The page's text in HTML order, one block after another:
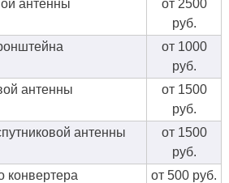
антенны
от 2500
руб.
от 1000
руб.
антенны
от 1500
руб.
антенны
от 1500
руб.
конвертера
от 500 руб.